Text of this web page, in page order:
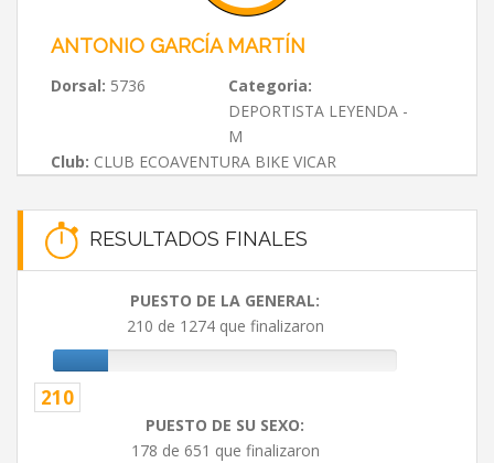
ANTONIO GARCÍA MARTÍN
Dorsal: 5736
Categoria:
DEPORTISTA LEYENDA -
M
Club: CLUB ECOAVENTURA BIKE VICAR
RESULTADOS FINALES
PUESTO DE LA GENERAL:
210 de 1274 que finalizaron
210
PUESTO DE SU SEXO:
178 de 651 que finalizaron